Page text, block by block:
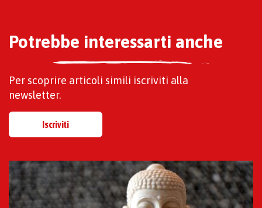
Potrebbe interessarti anche
Per scoprire articoli simili iscriviti alla
newsletter.
Iscriviti